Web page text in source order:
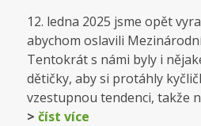
12. ledna 2025 jsme opět
abychom oslavili
Tentokrát s námi byly i
dětičky, aby si protáhly
vzestupnou tendenci, takže
> číst více